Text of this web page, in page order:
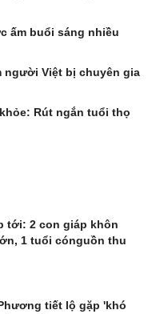
ấm buổi sáng nhiều
người Việt bị chuyên gia
Rút ngắn tuổi thọ
tới: 2 con giáp khôn
1 tuổi cónguồn thu
tiết lộ gặp 'khó